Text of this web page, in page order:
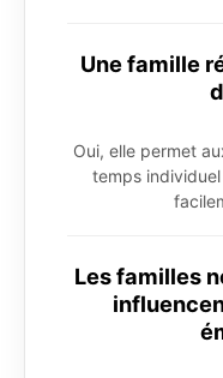
Une famille
Oui, elle permet
temps
Les familles